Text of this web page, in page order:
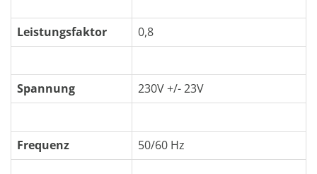
Leistungsfaktor 0,8
Spannung 230V +/- 23V
Frequenz 50/60 Hz